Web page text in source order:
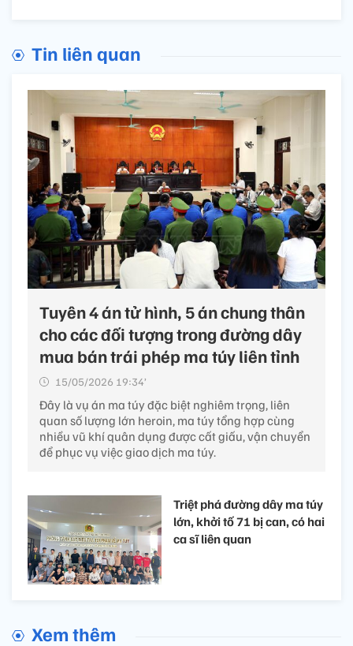
Tin liên quan
Tuyên 4 án tử hình, 5 án chung thân
cho các đối tượng trong đường dây
mua bán trái phép ma túy liên tỉnh
15/05/2026 19:34’
Đây là vụ án ma túy đặc biệt nghiêm trọng, liên
quan số lượng lớn heroin, ma túy tổng hợp cùng
nhiều vũ khí quân dụng được cất giấu, vận chuyển
để phục vụ việc giao dịch ma túy.
Triệt phá đường dây ma túy
lớn, khởi tố 71 bị can, có hai
ca sĩ liên quan
Xem thêm